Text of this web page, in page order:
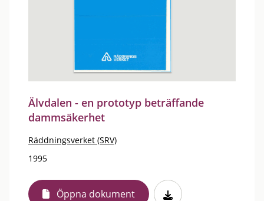
Älvdalen - en prototyp beträffande
dammsäkerhet
Räddningsverket (SRV)
1995
Öppna dokument